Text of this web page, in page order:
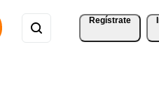
Regístrate